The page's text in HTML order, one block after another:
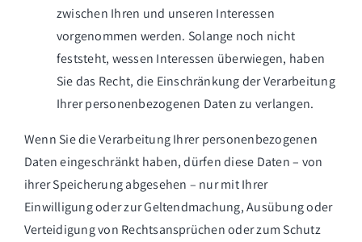
zwischen Ihren und unseren Interessen
vorgenommen werden. Solange noch nicht
feststeht, wessen Interessen überwiegen, haben
Sie das Recht, die Einschränkung der Verarbeitung
Ihrer personenbezogenen Daten zu verlangen.
Wenn Sie die Verarbeitung Ihrer personenbezogenen
Daten eingeschränkt haben, dürfen diese Daten – von
ihrer Speicherung abgesehen – nur mit Ihrer
Einwilligung oder zur Geltendmachung, Ausübung oder
Verteidigung von Rechtsansprüchen oder zum Schutz